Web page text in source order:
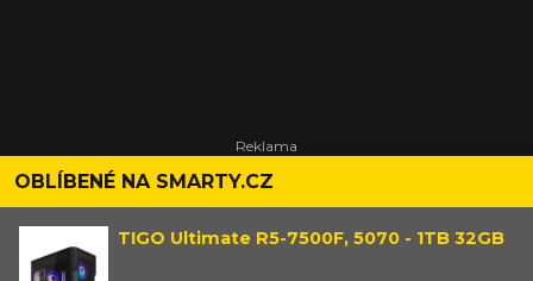
OBLÍBENÉ NA SMARTY.CZ
TIGO Ultimate R5-7500F, 5070 - 1TB 32GB